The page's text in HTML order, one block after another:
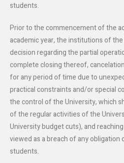
students.
Prior to the commencement of the
academic year, the institutions of
decision regarding the partial
complete closing thereof,
for any period of time due to
practical constraints and/or special
the control of the University, which
of the regular activities of the
University budget cuts), and
viewed as a breach of any
students.